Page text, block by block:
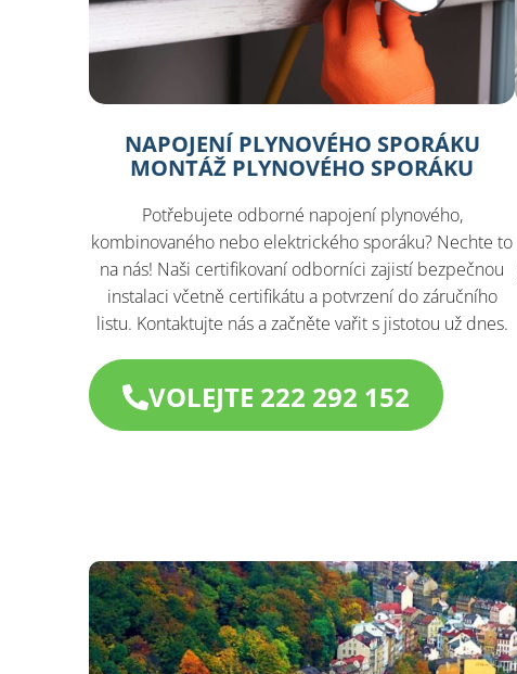
NAPOJENÍ PLYNOVÉHO SPORÁKU
MONTÁŽ PLYNOVÉHO SPORÁKU
Potřebujete odborné napojení plynového,
kombinovaného nebo elektrického sporáku? Nechte to
na nás! Naši certifikovaní odborníci zajistí bezpečnou
instalaci včetně certifikátu a potvrzení do záručního
listu. Kontaktujte nás a začněte vařit s jistotou už dnes.
VOLEJTE 222 292 152